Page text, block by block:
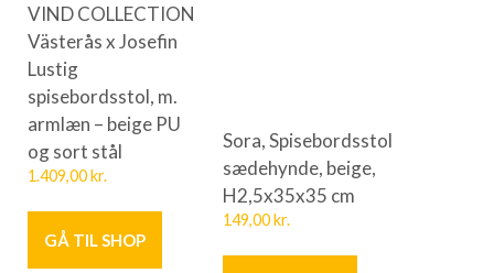
VIND COLLECTION
Västerås x Josefin
Lustig
spisebordsstol, m.
armlæn – beige PU
og sort stål
1.409,00kr.
GÅ TIL SHOP
Sora, Spisebordsstol
sædehynde, beige,
H2,5x35x35 cm
149,00kr.